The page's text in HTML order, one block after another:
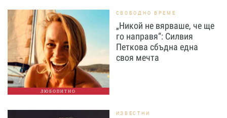
ЛЮБОПИТНО
СВОБОДНО ВРЕМЕ
„Никой не вярваше, че ще
го направя“: Силвия
Петкова сбъдна една
своя мечта
ИЗВЕСТНИ